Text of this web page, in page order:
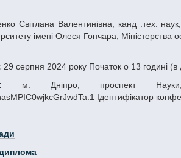
імені Олеся Гончара, Міністерства
29 серпня 2024 року Початок о 13 годині (в
м. Дніпро, проспект Науки,
Ідентифікатор